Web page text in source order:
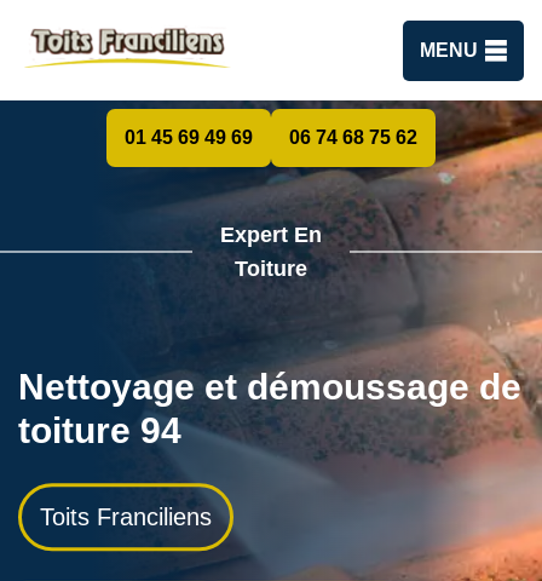
MENU
01 45 69 49 69 06 74 68 75 62
Expert En
Toiture
Nettoyage et démoussage de
toiture 94
Toits Franciliens